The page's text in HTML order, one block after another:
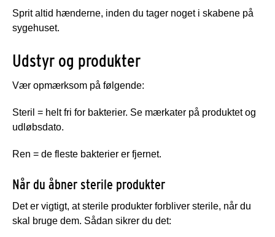
Sprit altid hænderne, inden du tager noget i skabene på
sygehuset.
Udstyr og produkter
Vær opmærksom på følgende:
Steril = helt fri for bakterier. Se mærkater på produktet og
udløbsdato.
Ren = de fleste bakterier er fjernet.
Når du åbner sterile produkter
Det er vigtigt, at sterile produkter forbliver sterile, når du
skal bruge dem. Sådan sikrer du det: